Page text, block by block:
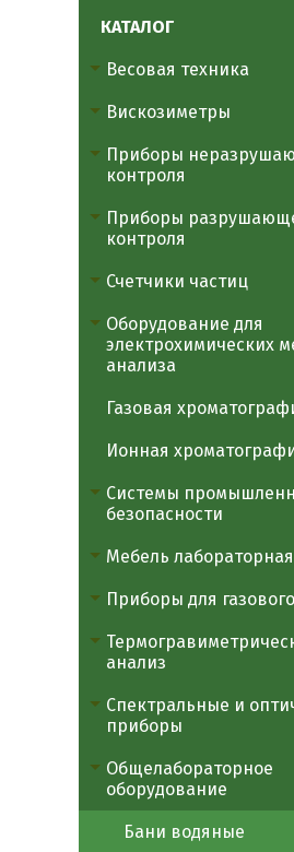
КАТАЛОГ
Весовая техника
Вискозиметры
Приборы
контроля
Приборы
контроля
Счетчики частиц
Оборудование для
электрохимических
анализа
Газовая
Ионная
Системы
безопасности
Мебель лабораторная
Приборы для
анализ
Спектральные и
приборы
Общелабораторное
оборудование
Бани водяные